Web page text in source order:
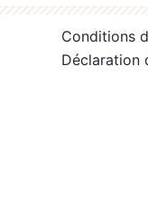
Conditions
Déclaration